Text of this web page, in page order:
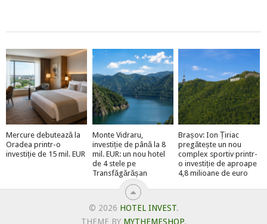
Mercure debutează la
Oradea printr-o
investiție de 15 mil. EUR
Monte Vidraru,
investiție de până la 8
mil. EUR: un nou hotel
de 4 stele pe
Transfăgărășan
Brașov: Ion Țiriac
pregătește un nou
complex sportiv printr-
o investiție de aproape
4,8 milioane de euro
© 2026 HOTEL INVEST.
THEME BY MYTHEMESHOP.